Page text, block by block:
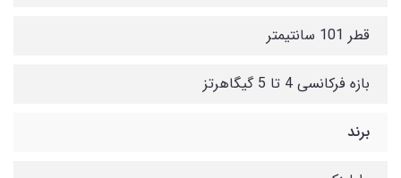
قطر 101 سانتیمتر
بازه فرکانسی 4 تا 5 گیگاهرتز
برند